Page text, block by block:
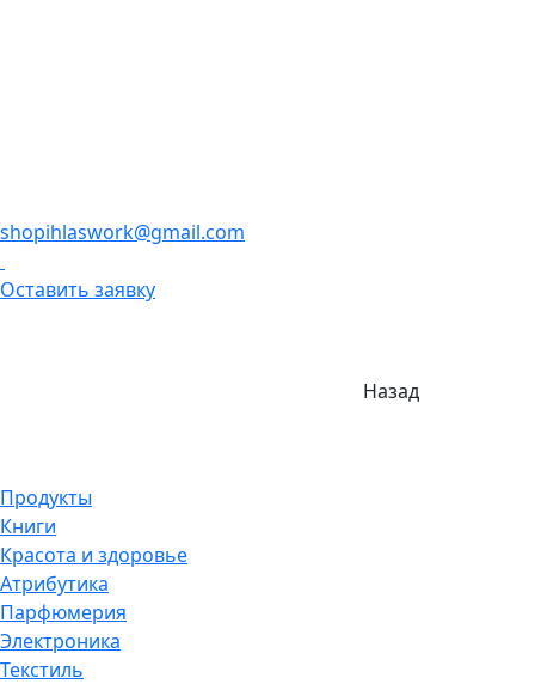
shopihlaswork@gmail.com
Оставить заявку
Назад
Продукты
Книги
Красота и здоровье
Атрибутика
Парфюмерия
Электроника
Текстиль